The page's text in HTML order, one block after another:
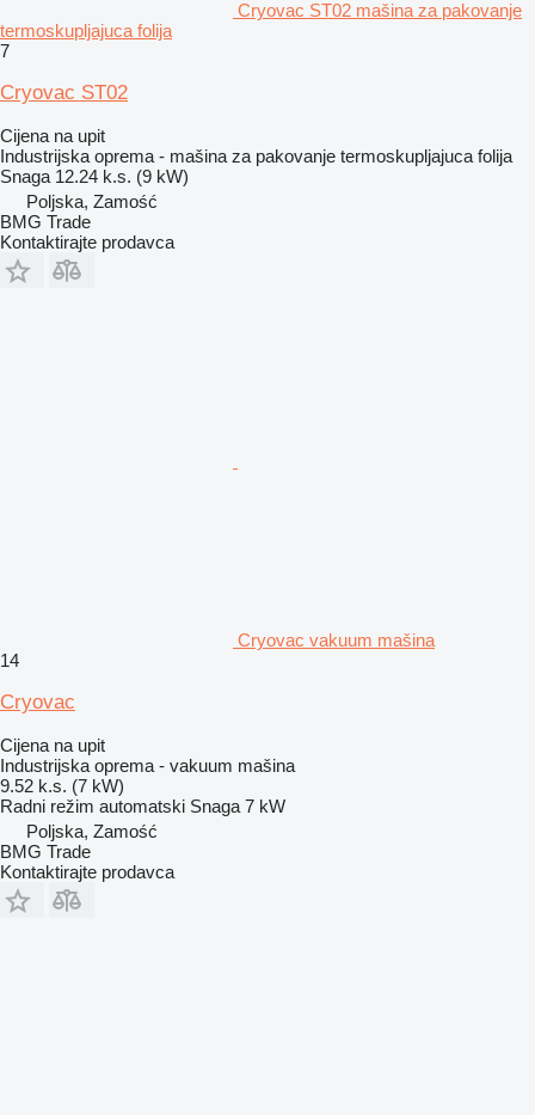
Cryovac ST02 mašina za pakovanje
termoskupljajuca folija
7
Cryovac ST02
Cijena na upit
Industrijska oprema - mašina za pakovanje termoskupljajuca folija
Snaga 12.24 k.s. (9 kW)
Poljska, Zamość
BMG Trade
Kontaktirajte prodavca
Cryovac vakuum mašina
14
Cryovac
Cijena na upit
Industrijska oprema - vakuum mašina
9.52 k.s. (7 kW)
Radni režim automatski Snaga 7 kW
Poljska, Zamość
BMG Trade
Kontaktirajte prodavca